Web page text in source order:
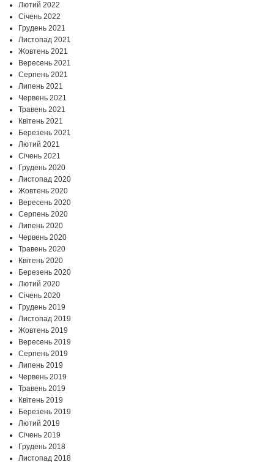
Лютий 2022
Січень 2022
Грудень 2021
Листопад 2021
Жовтень 2021
Вересень 2021
Серпень 2021
Липень 2021
Червень 2021
Травень 2021
Квітень 2021
Березень 2021
Лютий 2021
Січень 2021
Грудень 2020
Листопад 2020
Жовтень 2020
Вересень 2020
Серпень 2020
Липень 2020
Червень 2020
Травень 2020
Квітень 2020
Березень 2020
Лютий 2020
Січень 2020
Грудень 2019
Листопад 2019
Жовтень 2019
Вересень 2019
Серпень 2019
Липень 2019
Червень 2019
Травень 2019
Квітень 2019
Березень 2019
Лютий 2019
Січень 2019
Грудень 2018
Листопад 2018